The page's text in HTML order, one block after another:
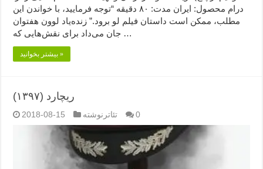
درام محصول: ایران مدت: ۸۰ دقیقه “توجه فرمایید،‌ با خواندن این
مطلب، ممکن است داستان فیلم لو برود.” زنده‌یاد لوون هفتوان
جان می‌داد برای نقش‌هایی که …
بیشتر بخوانید »
ریچارد (۱۳۹۷)
2018-08-15 تئاترنوشته 0